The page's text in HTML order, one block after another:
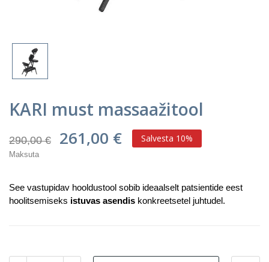
KARI must massaažitool
290,00 € 261,00 € Salvesta 10%
Maksuta
See vastupidav hooldustool sobib ideaalselt patsientide eest
hoolitsemiseks istuvas asendis konkreetsetel juhtudel.